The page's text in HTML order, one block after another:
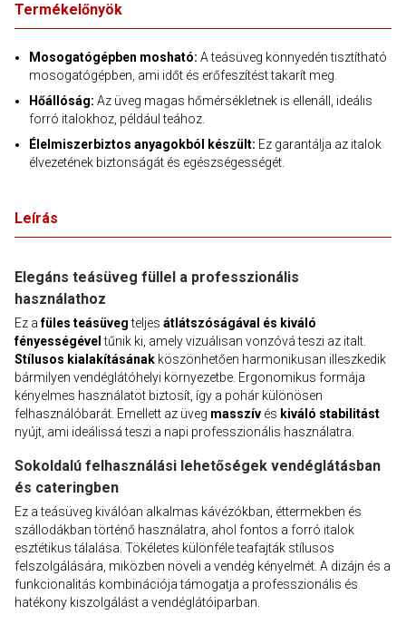
Termékelőnyök
Mosogatógépben mosható: A teásüveg könnyedén tisztítható
mosogatógépben, ami időt és erőfeszítést takarít meg.
Hőállóság: Az üveg magas hőmérsékletnek is ellenáll, ideális
forró italokhoz, például teához.
Élelmiszerbiztos anyagokból készült: Ez garantálja az italok
élvezetének biztonságát és egészségességét.
Leírás
Elegáns teásüveg füllel a professzionális
használathoz
Ez afüles teásüvegteljes átlátszóságával és kiváló
fényességével tűnik ki, amely vizuálisan vonzóvá teszi az italt.
Stílusos kialakításának köszönhetően harmonikusan illeszkedik
bármilyen vendéglátóhelyi környezetbe. Ergonomikus formája
kényelmes használatot biztosít, így a pohár különösen
felhasználóbarát. Emellett az üveg masszív és kiváló stabilitást
nyújt, ami ideálissá teszi a napi professzionális használatra.
Sokoldalú felhasználási lehetőségek vendéglátásban
és cateringben
Ez a teásüveg kiválóan alkalmas kávézókban, éttermekben és
szállodákban történő használatra, ahol fontos a forró italok
esztétikus tálalása. Tökéletes különféle teafajták stílusos
felszolgálására, miközben növeli a vendég kényelmét. A dizájn és a
funkcionalitás kombinációja támogatja a professzionális és
hatékony kiszolgálást a vendéglátóiparban.